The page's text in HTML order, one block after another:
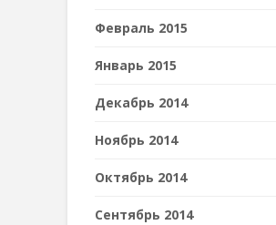
Февраль 2015
Январь 2015
Декабрь 2014
Ноябрь 2014
Октябрь 2014
Сентябрь 2014